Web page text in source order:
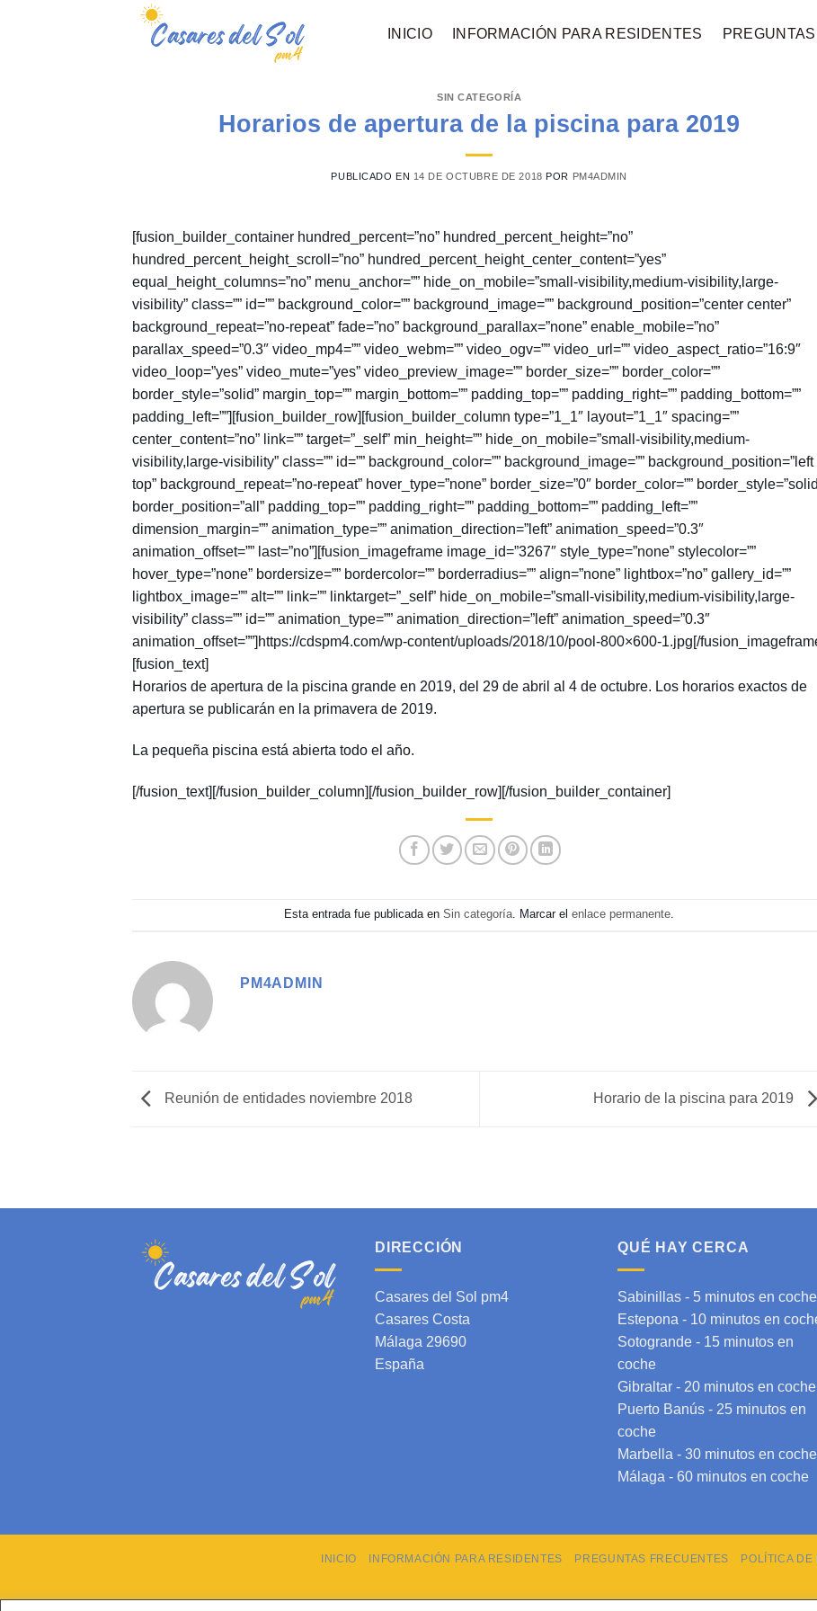
INICIO INFORMACIÓN PARA RESIDENTES
SIN CATEGORÍA
Horarios de apertura de la piscina para 2019
PUBLICADO EN 14 DE OCTUBRE DE 2018 POR PM4ADMIN
[fusion_builder_container hundred_percent=”no” hundred_percent_height=”no”
hundred_percent_height_scroll=”no” hundred_percent_height_center_content=”yes”
equal_height_columns=”no” menu_anchor=”” hide_on_mobile=”small-visibility,medium-visibility,large-
visibility” class=”” id=”” background_color=”” background_image=”” background_position=”center center”
background_repeat=”no-repeat” fade=”no” background_parallax=”none” enable_mobile=”no”
parallax_speed=”0.3″ video_mp4=”” video_webm=”” video_ogv=”” video_url=”” video_aspect_ratio=”16:9″
video_loop=”yes” video_mute=”yes” video_preview_image=”” border_size=”” border_color=””
border_style=”solid” margin_top=”” margin_bottom=”” padding_top=”” padding_right=”” padding_bottom=””
padding_left=””][fusion_builder_row][fusion_builder_column type=”1_1″ layout=”1_1″ spacing=””
center_content=”no” link=”” target=”_self” min_height=”” hide_on_mobile=”small-visibility,medium-
visibility,large-visibility” class=”” id=”” background_color=”” background_image=”” background_position=”left
top” background_repeat=”no-repeat” hover_type=”none” border_size=”0″ border_color=””
border_position=”all” padding_top=”” padding_right=”” padding_bottom=”” padding_left=””
dimension_margin=”” animation_type=”” animation_direction=”left” animation_speed=”0.3″
animation_offset=”” last=”no”][fusion_imageframe image_id=”3267″ style_type=”none” stylecolor=””
hover_type=”none” bordersize=”” bordercolor=”” borderradius=”” align=”none” lightbox=”no” gallery_id=””
lightbox_image=”” alt=”” link=”” linktarget=”_self” hide_on_mobile=”small-visibility,medium-visibility,large-
visibility” class=”” id=”” animation_type=”” animation_direction=”left” animation_speed=”0.3″
animation_offset=””]https://cdspm4.com/wp-content/uploads/2018/10/pool-800×600-1.jpg[/
[fusion_text]
Horarios de apertura de la piscina grande en 2019, del 29 de abril al 4 de octubre. Los horarios exactos de
apertura se publicarán en la primavera de 2019.
La pequeña piscina está abierta todo el año.
[/fusion_text][/fusion_builder_column][/fusion_builder_row][/fusion_builder_container]
Esta entrada fue publicada enSin categoría. Marcar elenlace permanente.
PM4ADMIN
Reunión de entidades noviembre 2018 Horario de la piscina para 2019
DIRECCIÓN
Casares del Sol pm4
Casares Costa
Málaga 29690
España
QUÉ HAY CERCA
Sabinillas - 5 minutos en coche
Estepona - 10 minutos en
Sotogrande - 15 minutos en
coche
Gibraltar - 20 minutos en coche
Puerto Banús - 25 minutos en
coche
Marbella - 30 minutos en coche
Málaga - 60 minutos en coche
INICIO INFORMACIÓN PARA RESIDENTES PREGUNTAS FRECUENTES POLÍTICA DE
Copyright 2026 © cdspm4.com